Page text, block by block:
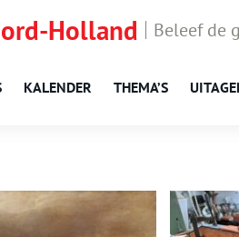
Holland Beleef de
KALENDER THEMA’S